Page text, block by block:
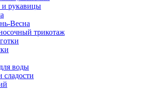
и рукавицы
Весна
трикотаж
воды
сладости